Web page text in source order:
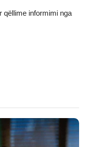
qëllime informimi nga